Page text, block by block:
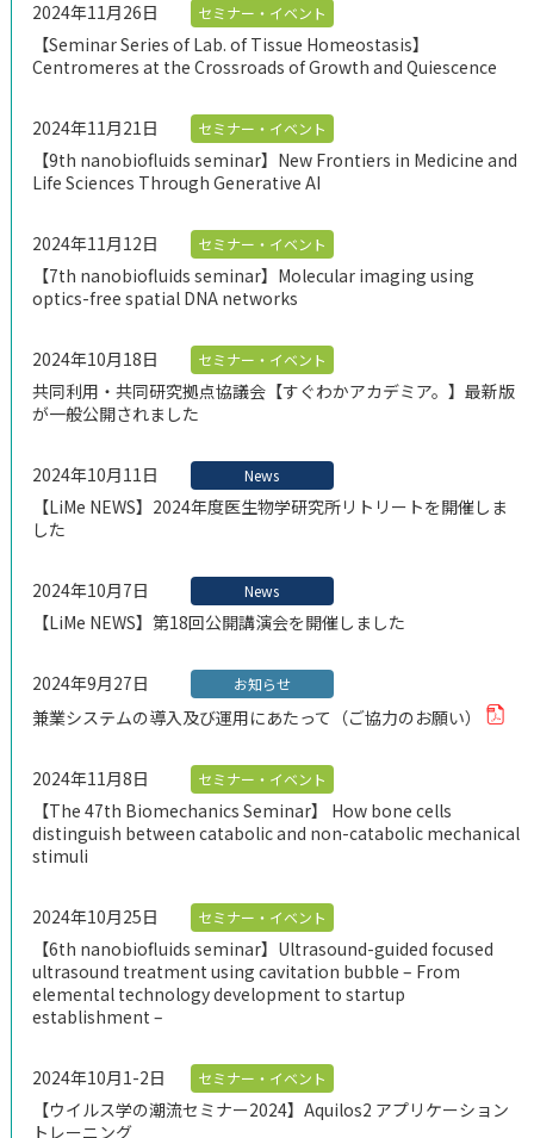
2024年11月26日 セミナー・イベント
【Seminar Series of Lab. of Tissue Homeostasis】
Centromeres at the Crossroads of Growth and Quiescence
2024年11月21日 セミナー・イベント
【9th nanobiofluids seminar】New Frontiers in Medicine and
Life Sciences Through Generative AI
2024年11月12日 セミナー・イベント
【7th nanobiofluids seminar】Molecular imaging using
optics-free spatial DNA networks
2024年10月18日 セミナー・イベント
共同利用・共同研究拠点協議会【すぐわかアカデミア。】最新版
が一般公開されました
2024年10月11日 News
【LiMe NEWS】2024年度医生物学研究所リトリートを開催しま
した
2024年10月7日 News
【LiMe NEWS】第18回公開講演会を開催しました
2024年9月27日 お知らせ
兼業システムの導入及び運用にあたって（ご協力のお願い）
2024年11月8日 セミナー・イベント
【The 47th Biomechanics Seminar】 How bone cells
distinguish between catabolic and non-catabolic mechanical
stimuli
2024年10月25日 セミナー・イベント
【6th nanobiofluids seminar】Ultrasound-guided focused
ultrasound treatment using cavitation bubble – From
elemental technology development to startup
establishment –
2024年10月1-2日 セミナー・イベント
【ウイルス学の潮流セミナー2024】Aquilos2 アプリケーション
トレーニング